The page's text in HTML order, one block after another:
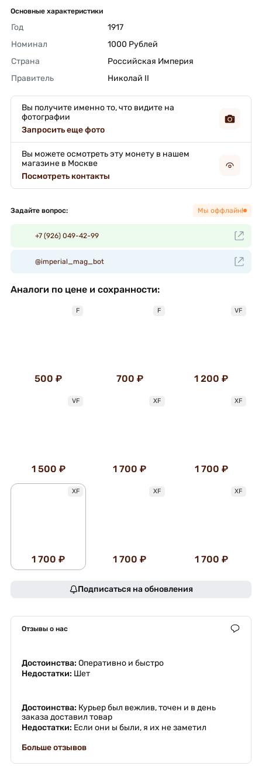
Основные характеристики
Год
1917
Номинал
1000 Рублей
Страна
Российская Империя
Правитель
Николай II
Вы получите именно то, что видите на
фотографии
Запросить еще фото
Вы можете осмотреть эту монету в нашем
магазине в Москве
Посмотреть контакты
Задайте вопрос: Мы оффлайн!
+7 (926) 049-42-99
@imperial_mag_bot
Аналоги по цене и сохранности:
F
500 ₽
F
700 ₽
VF
1 200 ₽
VF
1 500 ₽
XF
1 700 ₽
XF
1 700 ₽
XF
1 700 ₽
XF
1 700 ₽
XF
1 700 ₽
Подписаться на обновления
Отзывы о нас
Достоинства: Оперативно и быстро
Недостатки: Шет
Достоинства: Курьер был вежлив, точен и в день
заказа доставил товар
Недостатки: Если они ы были, я их не заметил
Больше отзывов